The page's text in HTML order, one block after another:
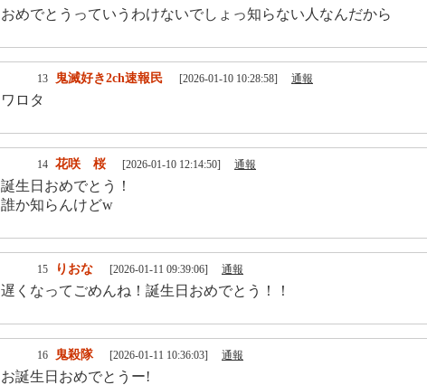
おめでとうっていうわけないでしょっ知らない人なんだから
13 鬼滅好き2ch速報民 [2026-01-10 10:28:58] 通報
ワロタ
14 花咲 桜 [2026-01-10 12:14:50] 通報
誕生日おめでとう！
誰か知らんけどw
15 りおな [2026-01-11 09:39:06] 通報
遅くなってごめんね！誕生日おめでとう！！
16 鬼殺隊 [2026-01-11 10:36:03] 通報
お誕生日おめでとうー!